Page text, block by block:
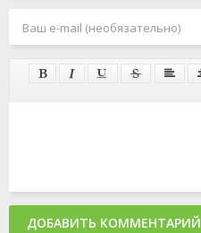
ДОБАВИТЬ КОММЕНТАРИЙ